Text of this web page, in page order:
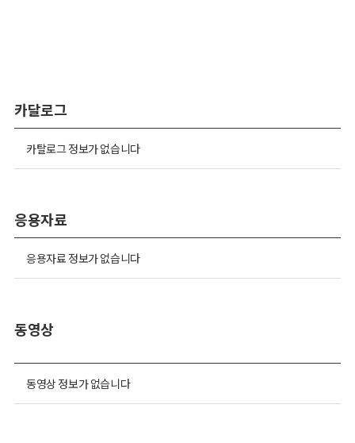
카달로그
카탈로그 정보가 없습니다
응용자료
응용자료 정보가 없습니다
동영상
동영상 정보가 없습니다